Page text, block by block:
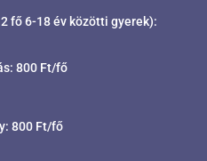
fő 6-18 év közötti gyerek):
800 Ft/fő
800 Ft/fő